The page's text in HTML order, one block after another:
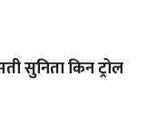
सुनिता किन ट्रोल